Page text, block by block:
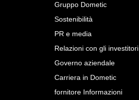
Gruppo Dometic
Sostenibilità
PR e media
Relazioni con gli investitori
Governo aziendale
Carriera in Dometic
fornitore Informazioni